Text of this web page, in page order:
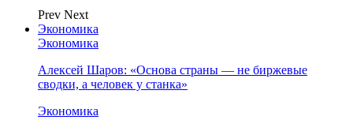
Prev Next
Экономика
Экономика
Алексей Шаров: «Основа страны — не биржевые
сводки, а человек у станка»
Экономика